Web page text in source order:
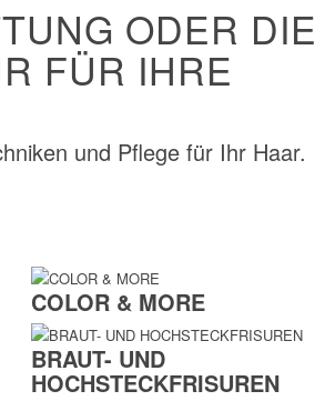
ODER DIE
FÜR IHRE
und Pflege für Ihr Haar.
COLOR & MORE
BRAUT- UND
HOCHSTECKFRISUREN